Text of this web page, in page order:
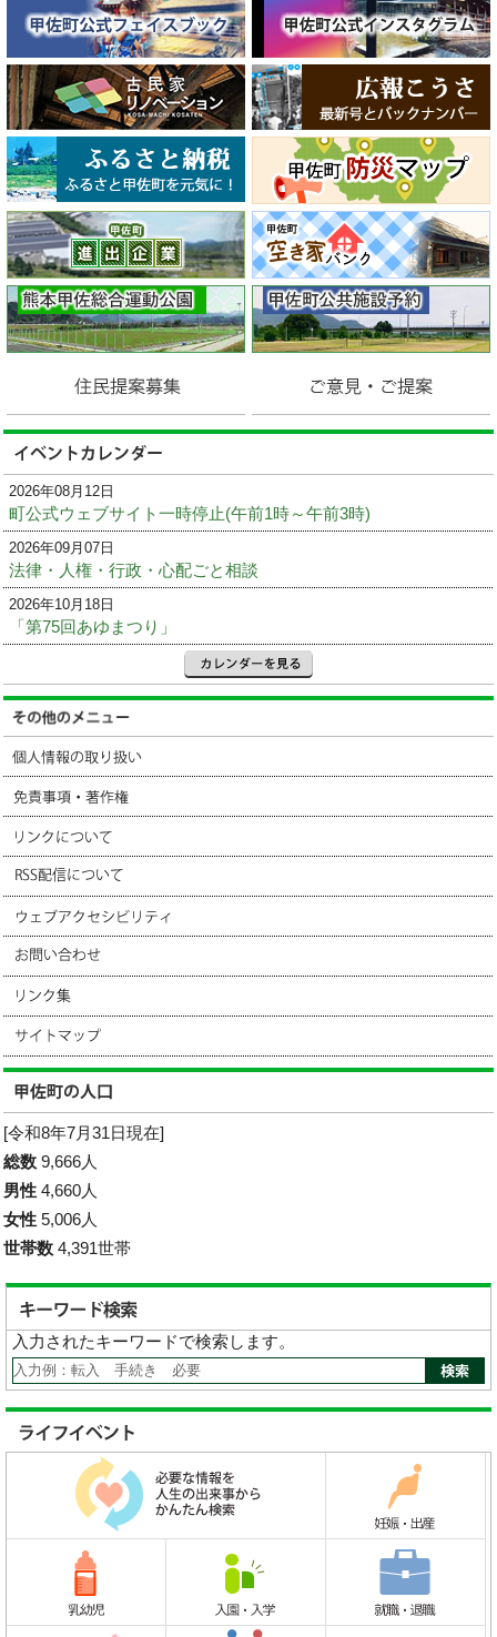
2026年08月12日
町公式ウェブサイト一時停止(午前1時～午前3時)
2026年09月07日
法律・人権・行政・心配ごと相談
2026年10月18日
「第75回あゆまつり」
[令和8年7月31日現在]
総数 9,666人
男性 4,660人
女性 5,006人
世帯数 4,391世帯
入力されたキーワードで検索します。